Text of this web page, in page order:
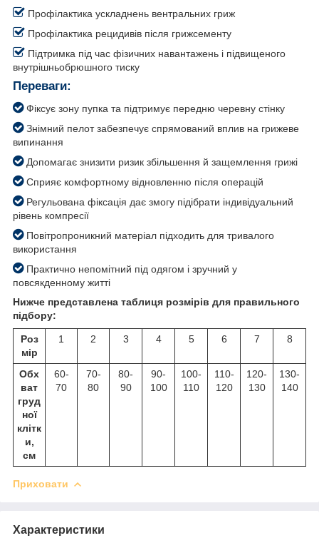
Профілактика ускладнень вентральних гриж
Профілактика рецидивів після грижсементу
Підтримка під час фізичних навантажень і підвищеного
внутрішньобрюшного тиску
Переваги:
Фіксує зону пупка та підтримує передню черевну стінку
Знімний пелот забезпечує спрямований вплив на грижеве
випинання
Допомагає знизити ризик збільшення й защемлення грижі
Сприяє комфортному відновленню після операцій
Регульована фіксація дає змогу підібрати індивідуальний
рівень компресії
Повітропроникний матеріал підходить для тривалого
використання
Практично непомітний під одягом і зручний у
повсякденному житті
Нижче представлена таблиця розмірів для правильного
підбору:
Роз
мір
1 2 3 4 5 6 7 8
Обх
ват
груд
ної
клітк
и,
см
60-
70
70-
80
80-
90
90-
100
100-
110
110-
120
120-
130
130-
140
Приховати
Характеристики